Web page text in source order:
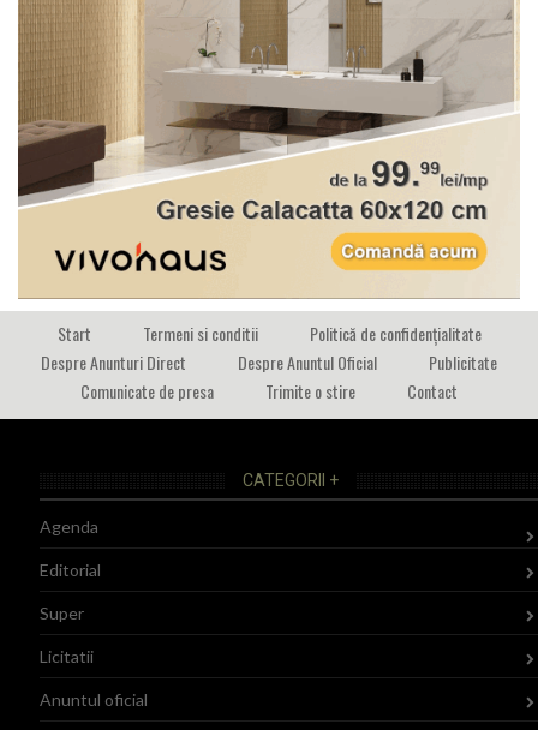
Start Termeni si conditii
Politică de confidențialitate
Despre Anunturi Direct
Despre Anuntul Oficial
Publicitate
Comunicate de presa
Trimite o stire Contact
CATEGORII +
Agenda
Editorial
Super
Licitatii
Anuntul oficial